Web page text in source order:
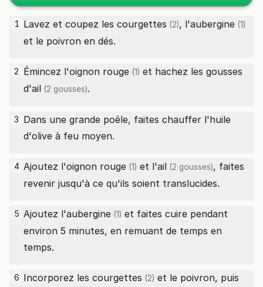
1 Lavez et coupez les courgettes (2), l'aubergine (1)
et le poivron en dés.
2 Émincez l'oignon rouge (1) et hachez les gousses
d'ail (2 gousses).
3 Dans une grande poêle, faites chauffer l'huile
d'olive à feu moyen.
4 Ajoutez l'oignon rouge (1) et l'ail (2 gousses), faites
revenir jusqu'à ce qu'ils soient translucides.
5 Ajoutez l'aubergine (1) et faites cuire pendant
environ 5 minutes, en remuant de temps en
temps.
6 Incorporez les courgettes (2) et le poivron, puis